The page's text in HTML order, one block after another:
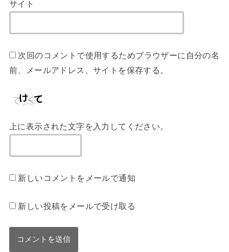
サイト
次回のコメントで使用するためブラウザーに自分の名
前、メールアドレス、サイトを保存する。
上に表示された文字を入力してください。
新しいコメントをメールで通知
新しい投稿をメールで受け取る